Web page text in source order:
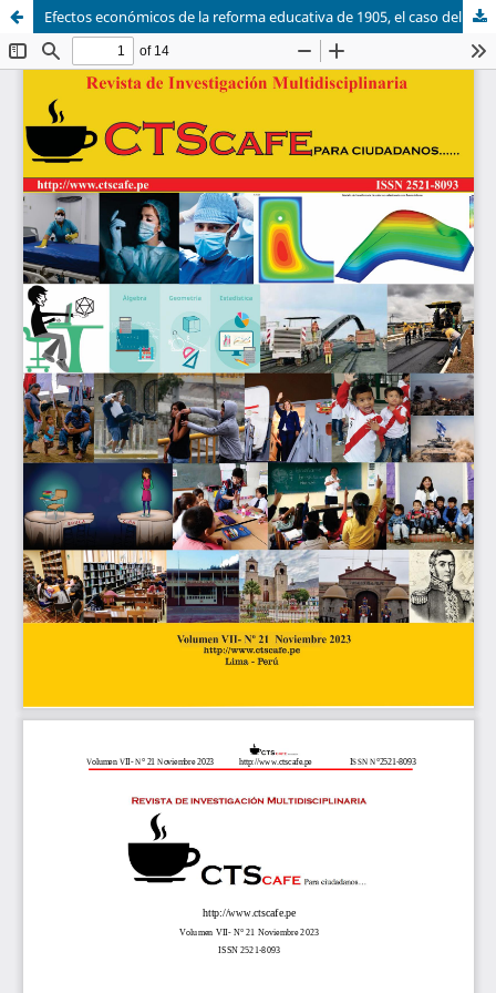
Efectos económicos de la reforma educativa de 1905, el caso del colegio nacional “2 de mayo” de Caraz: 1912-1918.